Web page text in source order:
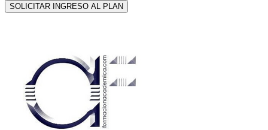
SOLICITAR INGRESO AL PLAN